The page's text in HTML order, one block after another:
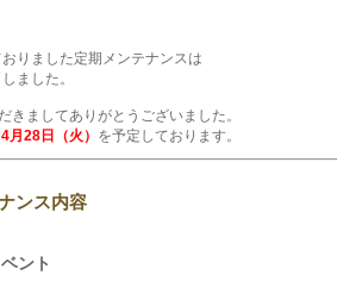
りました定期メンテナンスは
ました。
きましてありがとうございました。
4月28日（火） を予定しております。
ンス内容
ント